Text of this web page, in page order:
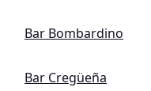
Bar Bombardino
Bar Cregüeña